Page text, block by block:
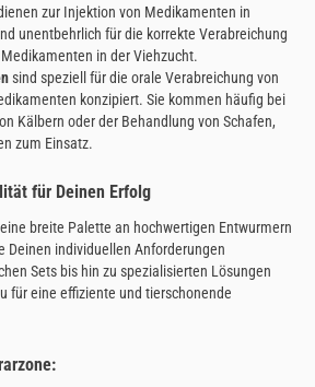
zur Injektion von Medikamenten in
unentbehrlich für die korrekte Verabreichung
in der Viehzucht.
sind speziell für die orale Verabreichung von
konzipiert. Sie kommen häufig bei
Kälbern oder der Behandlung von Schafen,
zum Einsatz.
für Deinen Erfolg
breite Palette an hochwertigen Entwurmern
Deinen individuellen Anforderungen
Sets bis hin zu spezialisierten Lösungen
für eine effiziente und tierschonende